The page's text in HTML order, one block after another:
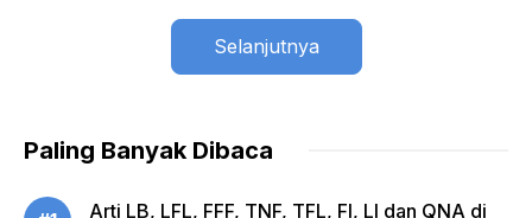
Selanjutnya
Paling Banyak Dibaca
Arti LB, LFL, FFF, TNF, TFL, FI, LI dan QNA di